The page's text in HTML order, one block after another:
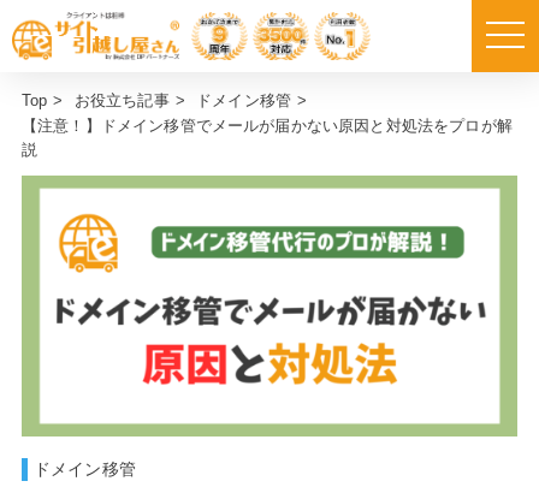
Top > お役立ち記事 > ドメイン移管 >
【注意！】ドメイン移管でメールが届かない原因と対処法をプロが解
説
ドメイン移管